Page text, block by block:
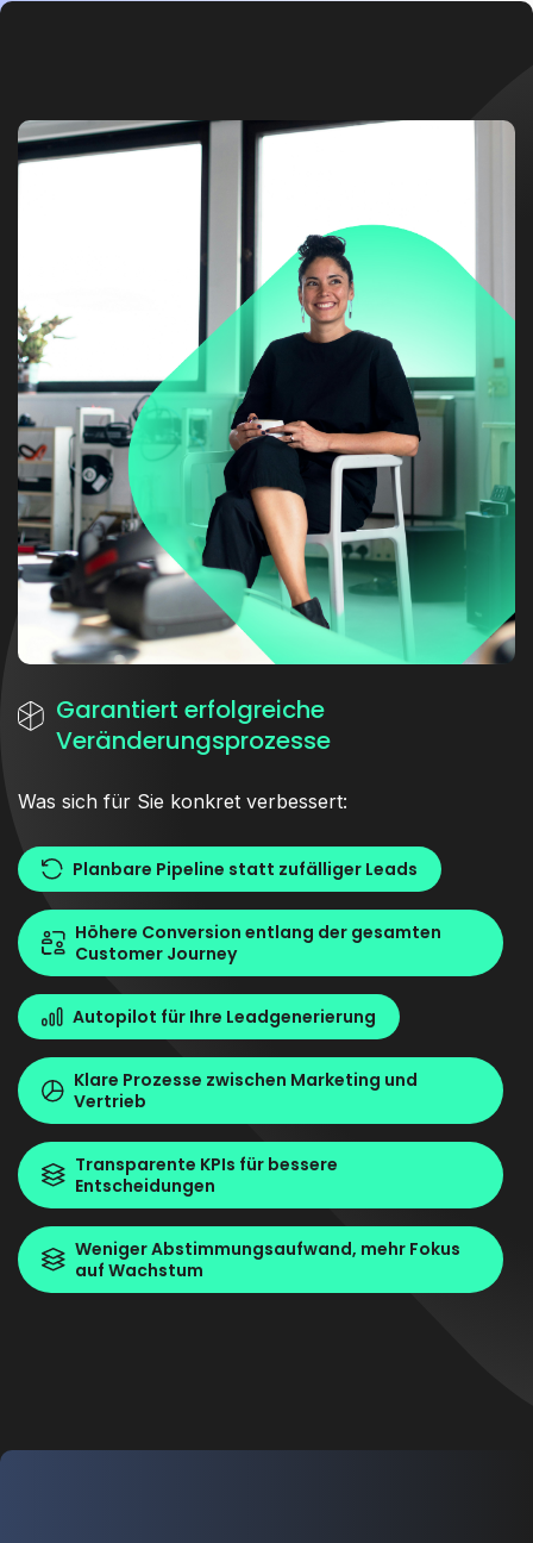
Garantiert erfolgreiche
Veränderungsprozesse
Was sich für Sie konkret verbessert:
Planbare Pipeline statt zufälliger Leads
Höhere Conversion entlang der gesamten
Customer Journey
Autopilot für Ihre Leadgenerierung
Klare Prozesse zwischen Marketing und
Vertrieb
Transparente KPIs für bessere
Entscheidungen
Weniger Abstimmungsaufwand, mehr Fokus
auf Wachstum